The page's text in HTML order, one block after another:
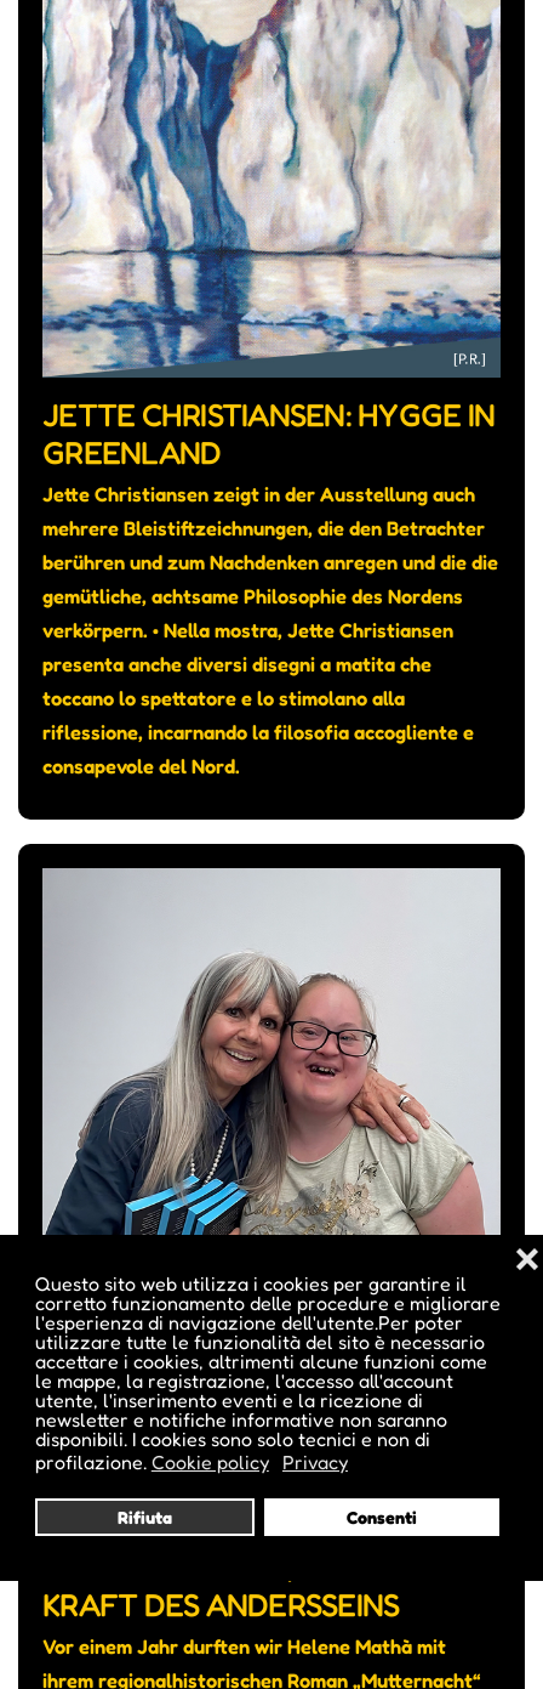
Questo sito web utilizza i cookies per garantire il
corretto funzionamento delle procedure e migliorare
l'esperienza di navigazione dell'utente.Per poter
utilizzare tutte le funzionalità del sito è necessario
accettare i cookies, altrimenti alcune funzioni come
le mappe, la registrazione, l'accesso all'account
utente, l'inserimento eventi e la ricezione di
newsletter e notifiche informative non saranno
disponibili. I cookies sono solo tecnici e non di
profilazione. Cookie policy Privacy
Rifiuta Consenti
❌
JETTE CHRISTIANSEN: HYGGE IN
GREENLAND
Jette Christiansen zeigt in der Ausstellung auch
mehrere Bleistiftzeichnungen, die den Betrachter
berühren und zum Nachdenken anregen und die die
gemütliche, achtsame Philosophie des Nordens
verkörpern. • Nella mostra, Jette Christiansen
presenta anche diversi disegni a matita che
toccano lo spettatore e lo stimolano alla
riflessione, incarnando la filosofia accogliente e
consapevole del Nord.
„DIE FREIHEIT DER LIBELLE“:
WAHRHEIT FINDEN - HELENE
MATHÀ ERZÄHLT VON
KRAFT DES ANDERSSEINS
Vor einem Jahr durften wir Helene Mathà mit
ihrem regionalhistorischen Roman „Mutternacht“